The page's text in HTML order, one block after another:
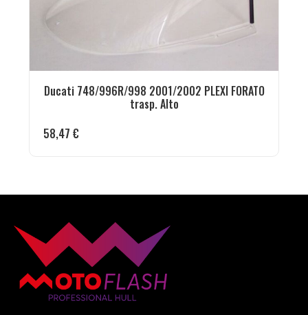
Ducati 748/996R/998 2001/2002 PLEXI FORATO
trasp. Alto
58,47 €